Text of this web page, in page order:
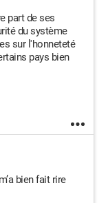
part de ses
du système
sur l'honneteté
pays bien
bien fait rire